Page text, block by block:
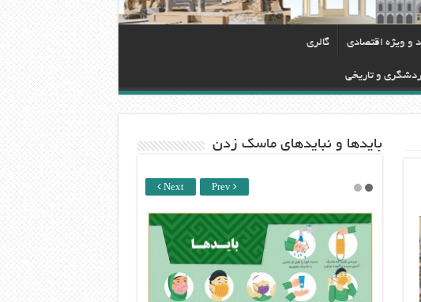
و ویژه اقتصادی گالری
و تاریخی
باید‌ها و نبایدهای ماسک زدن
Next Prev